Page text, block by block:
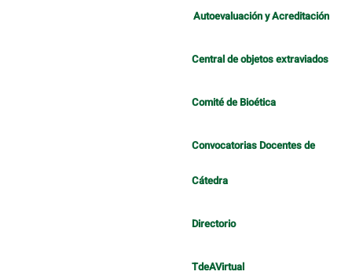
Autoevaluación y Acreditación
Central de objetos extraviados
Comité de Bioética
Convocatorias Docentes de
Cátedra
Directorio
TdeAVirtual